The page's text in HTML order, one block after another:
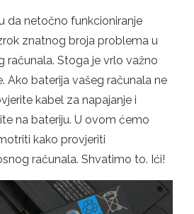
da netočno funkcioniranje
znatnog broja problema u
računala. Stoga je vrlo važno
Ako baterija vašeg računala ne
kabel za napajanje i
na bateriju. U ovom ćemo
kako provjeriti
računala. Shvatimo to. Ići!